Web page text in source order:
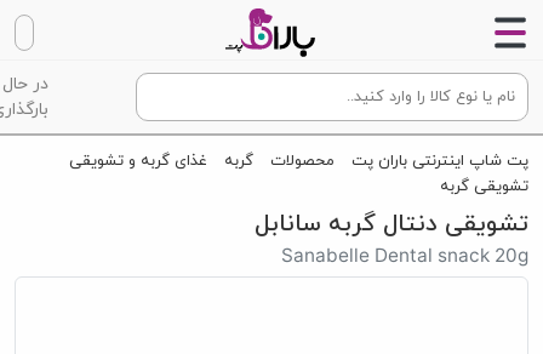
در حال
پت شاپ اینترنتی باران پت محصولات گربه
غذای گربه و تشویقی
تشویقی گربه
تشویقی دنتال گربه سانابل
Sanabelle Dental snack 20g